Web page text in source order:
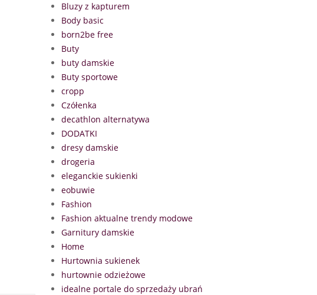
Bluzy z kapturem
Body basic
born2be free
Buty
buty damskie
Buty sportowe
cropp
Czółenka
decathlon alternatywa
DODATKI
dresy damskie
drogeria
eleganckie sukienki
eobuwie
Fashion
Fashion aktualne trendy modowe
Garnitury damskie
Home
Hurtownia sukienek
hurtownie odzieżowe
idealne portale do sprzedaży ubrań